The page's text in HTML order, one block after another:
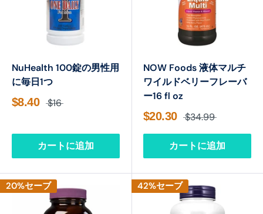
NuHealth 100錠の男性用
に毎日1つ
$8.40 $16
カートに追加
NOW Foods 液体マルチ
ワイルドベリーフレーバ
ー16 fl oz
$20.30 $34.99
カートに追加
20%セーブ 42%セーブ